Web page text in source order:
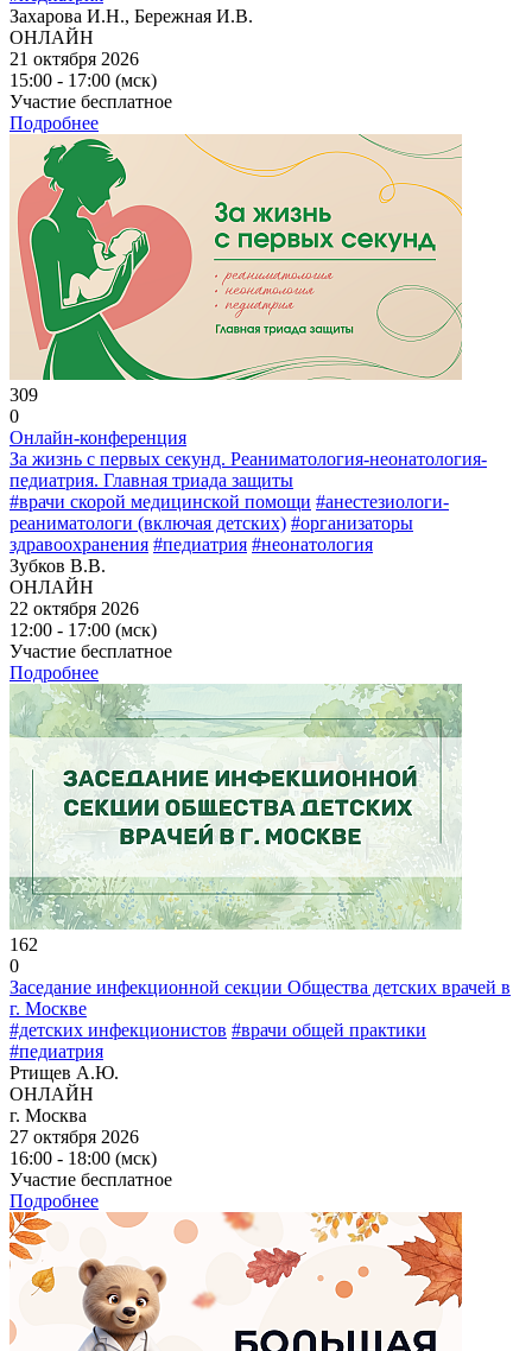
Захарова И.Н., Бережная И.В.
ОНЛАЙН
21 октября 2026
15:00 - 17:00 (мск)
Участие бесплатное
Подробнее
309
0
Онлайн-конференция
За жизнь с первых секунд. Реаниматология-неонатология-
педиатрия. Главная триада защиты
#врачи скорой медицинской помощи #анестезиологи-
реаниматологи (включая детских) #организаторы
здравоохранения #педиатрия #неонатология
Зубков В.В.
ОНЛАЙН
22 октября 2026
12:00 - 17:00 (мск)
Участие бесплатное
Подробнее
162
0
Заседание инфекционной секции Общества детских врачей в
г. Москве
#детских инфекционистов #врачи общей практики
#педиатрия
Ртищев А.Ю.
ОНЛАЙН
г. Москва
27 октября 2026
16:00 - 18:00 (мск)
Участие бесплатное
Подробнее